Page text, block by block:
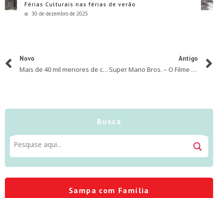
Férias Culturais nas férias de verão
30 de dezembro de 2025
Novo
Mais de 40 mil menores de cinco anos foram internadas no SUS por desnutrição nos últimos dez anos, alerta SBP
Antigo
Super Mario Bros. – O Filme nos cinemas em 2023
Busca
Sampa com Família